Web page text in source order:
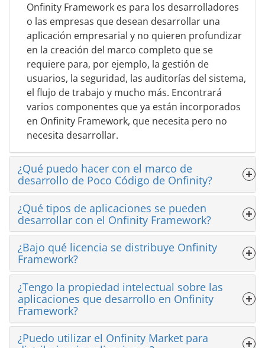
Onfinity Framework es para los desarrolladores
o las empresas que desean desarrollar una
aplicación empresarial y no quieren profundizar
en la creación del marco completo que se
requiere para, por ejemplo, la gestión de
usuarios, la seguridad, las auditorías del sistema,
el flujo de trabajo y mucho más. Encontrará
varios componentes que ya están incorporados
en Onfinity Framework, que necesita pero no
necesita desarrollar.
¿Qué puedo hacer con el marco de
desarrollo de Poco Código de Onfinity?
¿Qué tipos de aplicaciones se pueden
desarrollar con el Onfinity Framework?
¿Bajo qué licencia se distribuye Onfinity
Framework?
¿Tengo la propiedad intelectual sobre las
aplicaciones que desarrollo en Onfinity
Framework?
¿Puedo utilizar el Onfinity Market para